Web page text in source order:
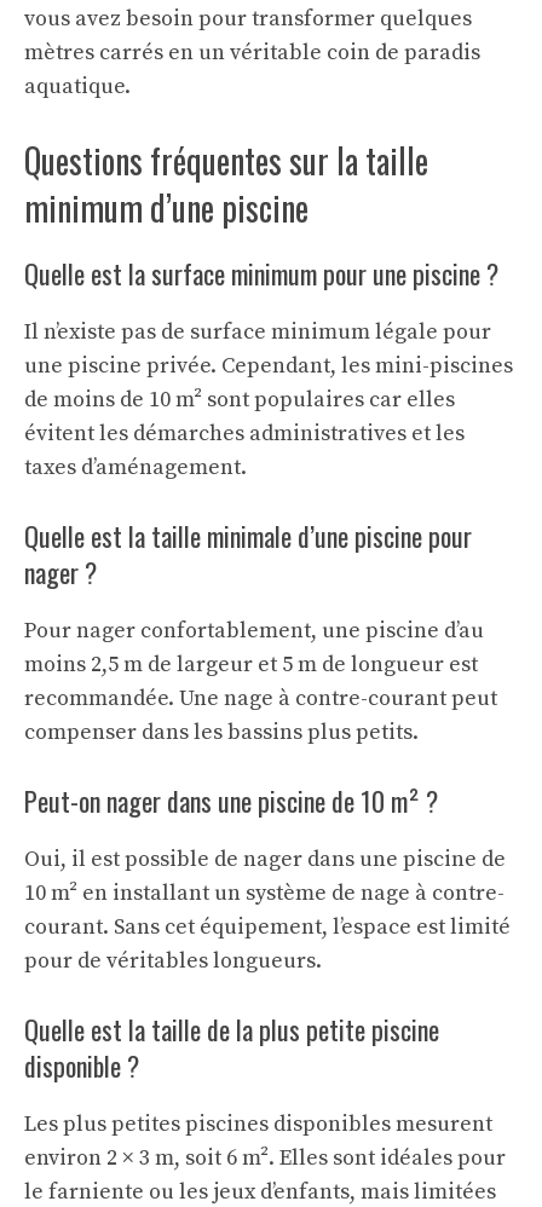
vous avez besoin pour transformer quelques
mètres carrés en un véritable coin de paradis
aquatique.
Questions fréquentes sur la taille
minimum d’une piscine
Quelle est la surface minimum pour une piscine ?
Il n’existe pas de surface minimum légale pour
une piscine privée. Cependant, les mini-piscines
de moins de 10 m² sont populaires car elles
évitent les démarches administratives et les
taxes d’aménagement.
Quelle est la taille minimale d’une piscine pour
nager ?
Pour nager confortablement, une piscine d’au
moins 2,5 m de largeur et 5 m de longueur est
recommandée. Une nage à contre-courant peut
compenser dans les bassins plus petits.
Peut-on nager dans une piscine de 10 m² ?
Oui, il est possible de nager dans une piscine de
10 m² en installant un système de nage à contre-
courant. Sans cet équipement, l’espace est limité
pour de véritables longueurs.
Quelle est la taille de la plus petite piscine
disponible ?
Les plus petites piscines disponibles mesurent
environ 2 × 3 m, soit 6 m². Elles sont idéales pour
le farniente ou les jeux d’enfants, mais limitées